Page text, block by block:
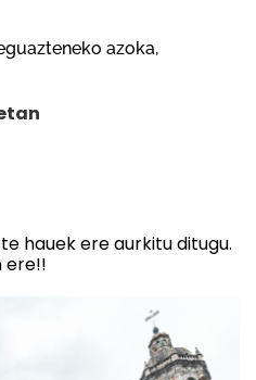
azoka,
hauek ere aurkitu ditugu.
ere!!